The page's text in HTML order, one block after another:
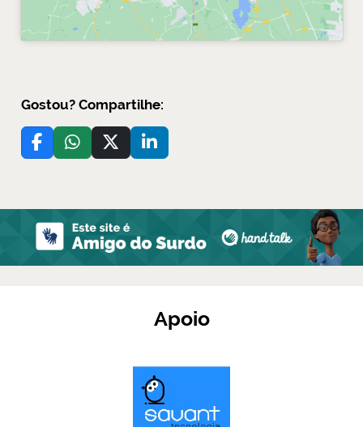
Gostou? Compartilhe:
Apoio